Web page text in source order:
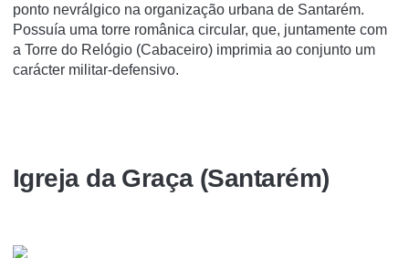
ponto nevrálgico na organização urbana de Santarém.
Possuía uma torre românica circular, que, juntamente com
a Torre do Relógio (Cabaceiro) imprimia ao conjunto um
carácter militar-defensivo.
Igreja da Graça (Santarém)